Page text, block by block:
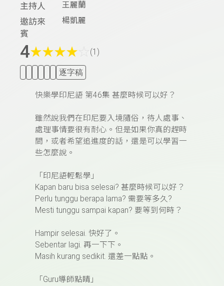
主持人 王麗蘭
邀訪來
賓
楊凱麗
4★★★★ (1)
逐字稿
快樂學印尼語 第46集 甚麼時候可以好？
雖然說我們在印尼要入境隨俗，待人處事、
處理事情要很有耐心。但是如果你真的趕時
間，或者希望追進度的話，還是可以學習一
些怎麼說。
「印尼語輕鬆學」
Kapan baru bisa selesai? 甚麼時候可以好？
Perlu tunggu berapa lama? 需要等多久 ?
Mesti tunggu sampai kapan? 要等到何時？
Hampir selesai. 快好了。
Sebentar lagi. 再一下下。
Masih kurang sedikit. 還差一點點。
「 Guru導師點睛」